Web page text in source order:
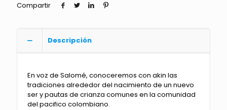
Compartir
Descripción
En voz de Salomé, conoceremos con akin las
tradiciones alrededor del nacimiento de un nuevo
ser y pautas de crianza comunes en la comunidad
del pacifico colombiano.